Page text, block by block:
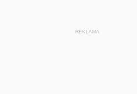
REKLAMA